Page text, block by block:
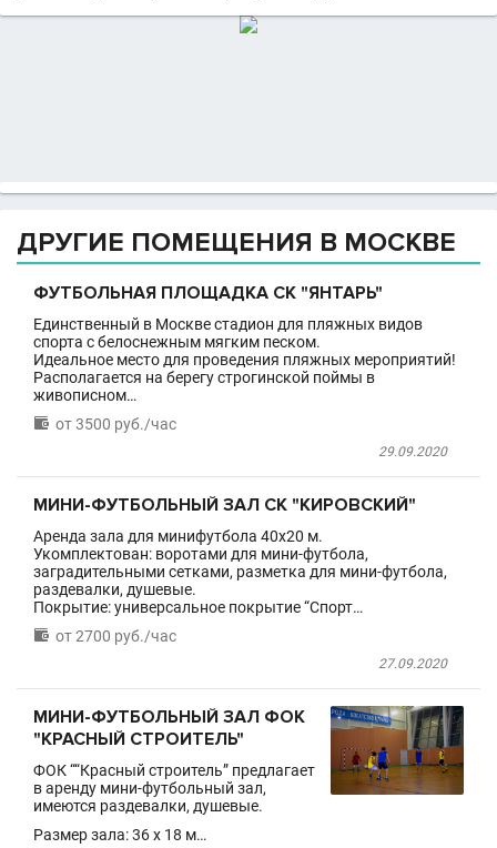
ДРУГИЕ ПОМЕЩЕНИЯ В МОСКВЕ
ФУТБОЛЬНАЯ ПЛОЩАДКА СК "ЯНТАРЬ"
Единственный в Москве стадион для пляжных видов
спорта с белоснежным мягким песком.
Идеальное место для проведения пляжных мероприятий!
Располагается на берегу строгинской поймы в
живописном…
 от 3500 руб./час
29.09.2020
МИНИ-ФУТБОЛЬНЫЙ ЗАЛ СК "КИРОВСКИЙ"
Аренда зала для минифутбола 40х20 м.
Укомплектован: воротами для мини-футбола,
заградительными сетками, разметка для мини-футбола,
раздевалки, душевые.
Покрытие: универсальное покрытие “Спорт…
 от 2700 руб./час
27.09.2020
МИНИ-ФУТБОЛЬНЫЙ ЗАЛ ФОК
"КРАСНЫЙ СТРОИТЕЛЬ"
ФОК ““Красный строитель” предлагает
в аренду мини-футбольный зал,
имеются раздевалки, душевые.
Размер зала: 36 x 18 м…